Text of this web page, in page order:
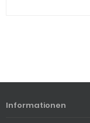
Informationen